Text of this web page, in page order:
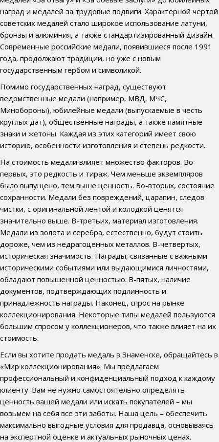
наград и медалей за трудовые подвиги. Характерной чертой
советских медалей стало широкое использование латуни,
бронзы и алюминия, а также стандартизированный дизайн.
Современные российские медали, появившиеся после 1991
года, продолжают традиции, но уже с новым
государственным гербом и символикой.
Помимо государственных наград, существуют
ведомственные медали (например, МВД, МЧС,
Минобороны), юбилейные медали (выпускаемые в честь
круглых дат), общественные награды, а также памятные
знаки и жетоны. Каждая из этих категорий имеет свою
историю, особенности изготовления и степень редкости.
На стоимость медали влияет множество факторов. Во-
первых, это редкость и тираж. Чем меньше экземпляров
было выпущено, тем выше ценность. Во-вторых, состояние
сохранности. Медали без повреждений, царапин, следов
чистки, с оригинальной лентой и колодкой ценятся
значительно выше. В-третьих, материал изготовления.
Медали из золота и серебра, естественно, будут стоить
дороже, чем из недрагоценных металлов. В-четвертых,
историческая значимость. Награды, связанные с важными
историческими событиями или выдающимися личностями,
обладают повышенной ценностью. В-пятых, наличие
документов, подтверждающих подлинность и
принадлежность награды. Наконец, спрос на рынке
коллекционирования. Некоторые типы медалей пользуются
большим спросом у коллекционеров, что также влияет на их
стоимость.
Если вы хотите продать медаль в Знаменске, обращайтесь в
«Мир коллекционирования». Мы предлагаем
профессиональный и конфиденциальный подход к каждому
клиенту. Вам не нужно самостоятельно определять
ценность вашей медали или искать покупателей – мы
возьмем на себя все эти заботы. Наша цель – обеспечить
максимально выгодные условия для продавца, основываясь
на экспертной оценке и актуальных рыночных ценах.